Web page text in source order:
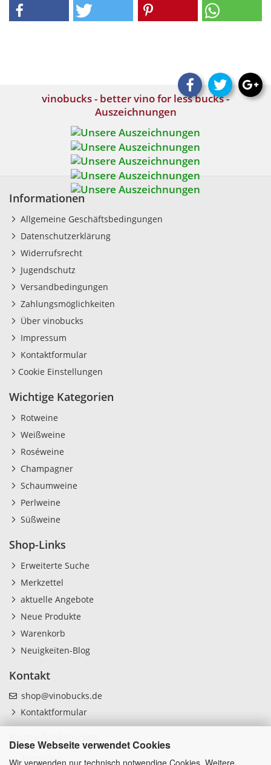
Diese Webseite verwendet Cookies
Wir verwenden nur technisch notwendige Cookies. Weitere
vinobucks - better vino for less bucks -
Auszeichnungen
Informationen
Allgemeine Geschäftsbedingungen
Datenschutzerklärung
Widerrufsrecht
Jugendschutz
Versandbedingungen
Zahlungsmöglichkeiten
Über vinobucks
Impressum
Kontaktformular
Cookie Einstellungen
Wichtige Kategorien
Rotweine
Weißweine
Roséweine
Champagner
Schaumweine
Perlweine
Süßweine
Shop-Links
Erweiterte Suche
Merkzettel
aktuelle Angebote
Neue Produkte
Warenkorb
Neuigkeiten-Blog
Kontakt
shop@vinobucks.de
Kontaktformular
Anmelden